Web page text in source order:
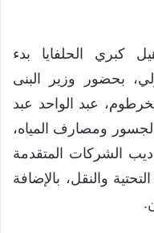
كبري الحلفايا بدء
بحضور وزير البنى
الخرطوم، عبد الواحد عبد
ومصارف المياه،
الشركات المتقدمة
والنقل، بالإضافة